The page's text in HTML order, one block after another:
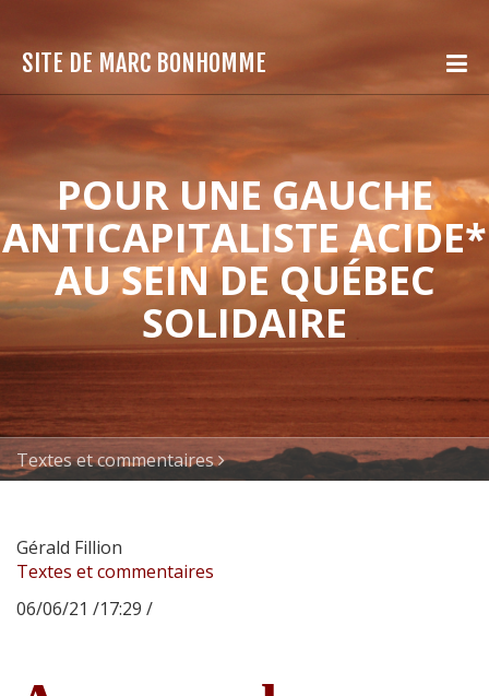
SITE DE MARC BONHOMME
POUR UNE GAUCHE
ANTICAPITALISTE ACIDE*
AU SEIN DE QUÉBEC
SOLIDAIRE
Textes et commentaires
Gérald Fillion
Textes et commentaires
06/06/21 /17:29 /